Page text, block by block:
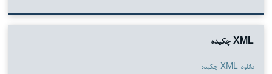
XML چکیده
دانلود XML چکیده